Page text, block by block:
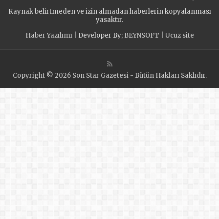
Народной
программе партии
появится
ультрасовременный
Kaynak belirtmeden ve izin almadan haberlerin kopyalanması
yasaktır.
Haber Yazılımı| Developer By; BEYNSOFT Ucuz site
Copyright © 2026 Son Star Gazetesi - Bütün Hakları Saklıdır.